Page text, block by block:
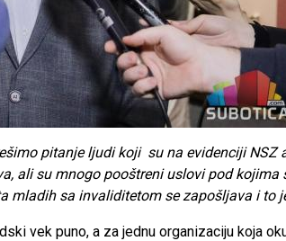
pitanje ljudi koji su na evidenciji
ali su mnogo pooštreni uslovi pod
mladih sa invaliditetom se zapošljava i to
vek puno, a za jednu organizaciju koja